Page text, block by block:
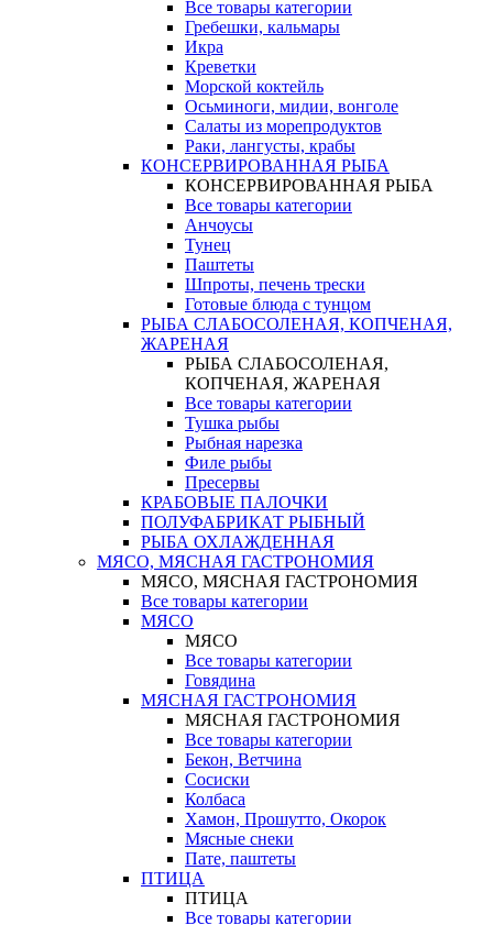
Все товары категории
Гребешки, кальмары
Икра
Креветки
Морской коктейль
Осьминоги, мидии, вонголе
Салаты из морепродуктов
Раки, лангусты, крабы
КОНСЕРВИРОВАННАЯ РЫБА
КОНСЕРВИРОВАННАЯ РЫБА
Все товары категории
Анчоусы
Тунец
Паштеты
Шпроты, печень трески
Готовые блюда с тунцом
РЫБА СЛАБОСОЛЕНАЯ, КОПЧЕНАЯ,
ЖАРЕНАЯ
РЫБА СЛАБОСОЛЕНАЯ,
КОПЧЕНАЯ, ЖАРЕНАЯ
Все товары категории
Тушка рыбы
Рыбная нарезка
Филе рыбы
Пресервы
КРАБОВЫЕ ПАЛОЧКИ
ПОЛУФАБРИКАТ РЫБНЫЙ
РЫБА ОХЛАЖДЕННАЯ
МЯСО, МЯСНАЯ ГАСТРОНОМИЯ
МЯСО, МЯСНАЯ ГАСТРОНОМИЯ
Все товары категории
МЯСО
МЯСО
Все товары категории
Говядина
МЯСНАЯ ГАСТРОНОМИЯ
МЯСНАЯ ГАСТРОНОМИЯ
Все товары категории
Бекон, Ветчина
Сосиски
Колбаса
Хамон, Прошутто, Окорок
Мясные снеки
Пате, паштеты
ПТИЦА
ПТИЦА
Все товары категории